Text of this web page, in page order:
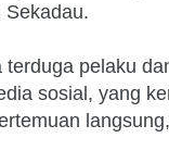
Sekadau.
terduga pelaku
sosial, yang